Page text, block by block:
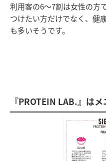
利用客の6〜7割は女性の方
つけたい方だけでなく、健
も多いそうです。
『PROTEIN LAB.』は